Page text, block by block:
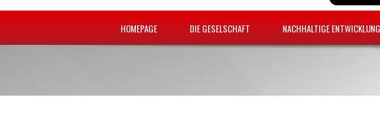
HOMEPAGE DIE GESELSCHAFT NACHHALTIGE ENTWICKLUNG